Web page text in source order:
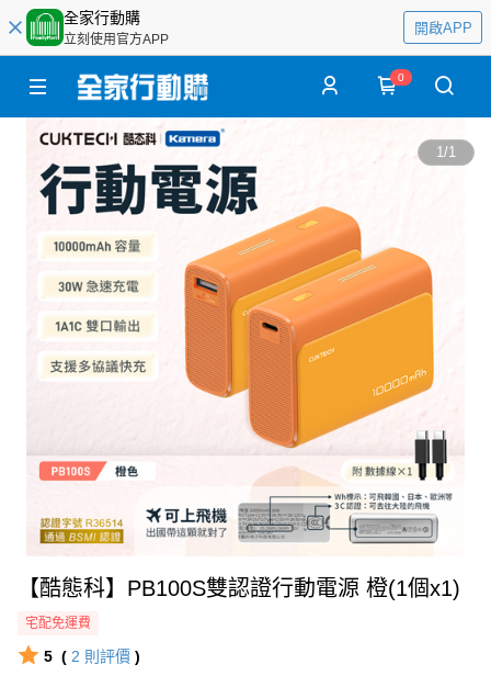
全家行動購
立刻使用官方APP
開啟APP
0
1/1
【酷態科】PB100S雙認證行動電源 橙(1個x1)
宅配免運費
5 ( 2 則評價 )